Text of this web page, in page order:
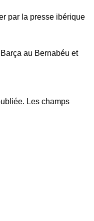
par la presse ibérique
au Bernabéu et
Les champs